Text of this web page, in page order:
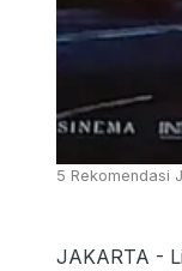
5 Rekomendasi
JAKARTA -